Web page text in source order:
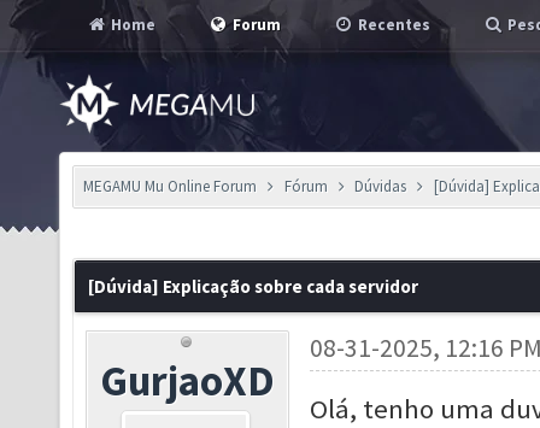
Home Forum Recentes
MEGAMU Mu Online Forum Fórum Dúvidas [Dúvida]
[Dúvida] Explicação sobre cada servidor
GurjaoXD
08-31-2025, 12:16
Olá, tenho uma